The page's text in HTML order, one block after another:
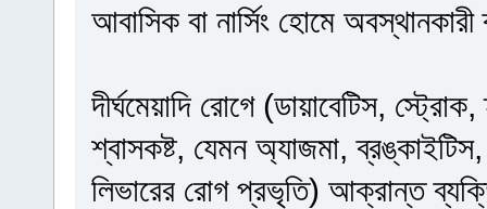
আবাসিক বা নার্সিং হোমে
দীর্ঘমেয়াদি রোগে (ডায়াবেটিস,
শ্বাসকষ্ট, যেমন অ্যাজমা,
লিভারের রোগ প্রভৃতি) আক্রান্ত